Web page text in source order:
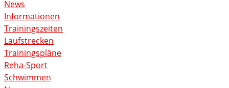
News
Informationen
Trainingszeiten
Laufstrecken
Trainingspläne
Reha-Sport
Schwimmen